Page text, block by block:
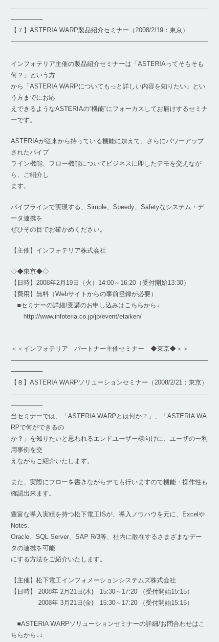
―――――――――――――――――――――――――――――――
―――――
【７】ASTERIA WARP製品紹介セミナー（2008/2/19：東京）
―――――――――――――――――――――――――――――――
―――――
インフォテリア主催の製品紹介セミナーは「ASTERIAってそもそも
何？」という方
から「ASTERIA WARPについてもっと詳しい内容を知りたい」とい
う方までにお応
えできるようなASTERIAの“機能”にフォーカスしてお届けするセミナ
ーです。
ASTERIAが従来から持っている機能に加えて、さらにパワーアップ
されたパイプ
ライン機能、フロー機能についてビジネスに即したデモを交えなが
ら、ご紹介し
ます。
パイプラインで実現する、Simple、Speedy、Safetyなシステム・デ
ータ連携を
ぜひその目でお確かめください。
【主催】インフォテリア株式会社
◇◆東京◆◇
【日時】2008年2月19日（火）14:00～16:20（受付開始13:30）
【費用】無料（Webサイトからの事前登録が必要）
■セミナーの詳細/受講のお申し込みはこちらから↓
http://www.infoteria.co.jp/jp/event/etaiken/
＜＜インフォテリア パートナー主催セミナー ◆東京◆＞＞
―――――――――――――――――――――――――――――――
―――――
【８】ASTERIA WARPソリューションセミナー（2008/2/21：東京）
―――――――――――――――――――――――――――――――
―――――
当セミナーでは、「ASTERIA WARPとは何か？」、「ASTERIA WA
RPで何ができるの
か？」を知りたいと思われるエンドユーザー様向けに、ユーザのー利
用事例を交
えながらご紹介いたします。
また、実際にフローを書きながらデモも行いますので機能・操作性も
確認出来ます。
豊富な導入実績を持つ松下電工ISが、導入ノウハウを元に、Excelや
Notes、
Oracle、SQL Server、SAP R/3等、社内に散在するさまざまなデー
タの連携を可能
にする方法をご紹介いたします。
【主催】松下電工インフォメーションシステムズ株式会社
【日時】 2008年 2月21日(木) 15:30～17:20 （受付開始15:15）
2008年 3月21日(金) 15:30～17:20 （受付開始15:15）
■ASTERIA WARPソリューションセミナーの詳細/お問合わせはこ
ちらから↓↓